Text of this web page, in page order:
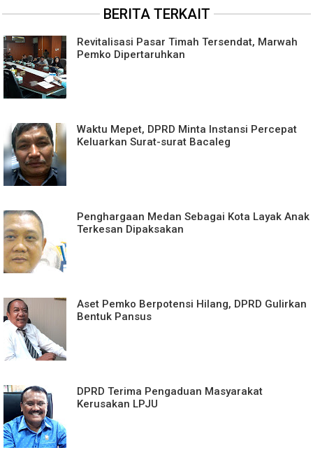
BERITA TERKAIT
Revitalisasi Pasar Timah Tersendat, Marwah
Pemko Dipertaruhkan
Waktu Mepet, DPRD Minta Instansi Percepat
Keluarkan Surat-surat Bacaleg
Penghargaan Medan Sebagai Kota Layak Anak
Terkesan Dipaksakan
Aset Pemko Berpotensi Hilang, DPRD Gulirkan
Bentuk Pansus
DPRD Terima Pengaduan Masyarakat
Kerusakan LPJU